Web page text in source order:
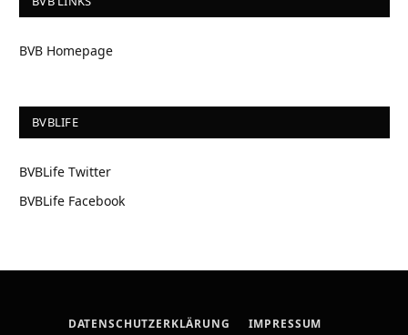
BVB Homepage
BVBLIFE
BVBLife Twitter
BVBLife Facebook
DATENSCHUTZERKLÄRUNG IMPRESSUM